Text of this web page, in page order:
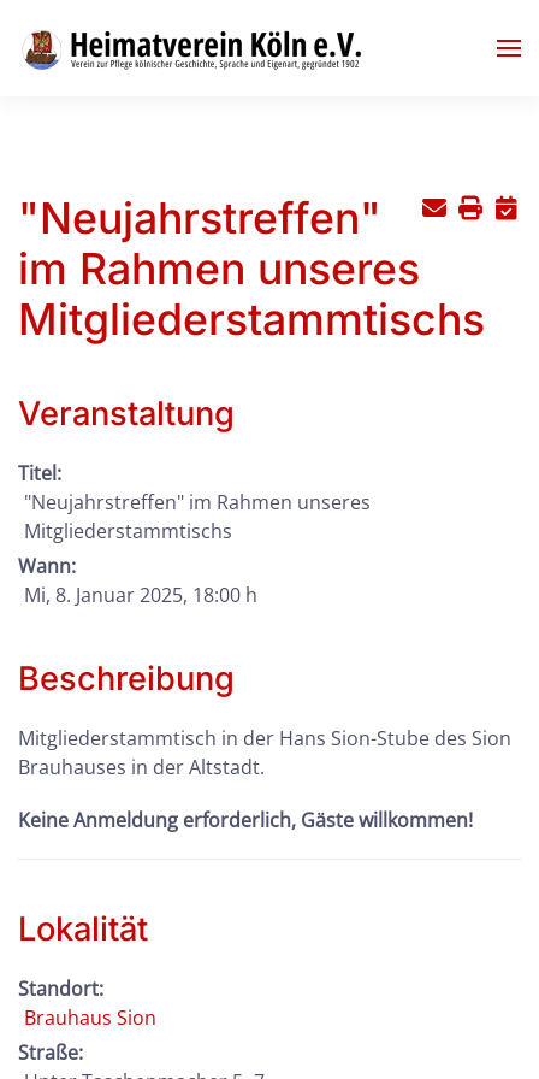
Skip to main content
"Neujahrstreffen"
im Rahmen unseres
Mitgliederstammtischs
Veranstaltung
Titel:
"Neujahrstreffen" im Rahmen unseres
Mitgliederstammtischs
Wann:
Mi, 8. Januar 2025, 18:00 h
Beschreibung
Mitgliederstammtisch in der Hans Sion-Stube des Sion
Brauhauses in der Altstadt.
Keine Anmeldung erforderlich, Gäste willkommen!
Lokalität
Standort:
Brauhaus Sion
Straße: